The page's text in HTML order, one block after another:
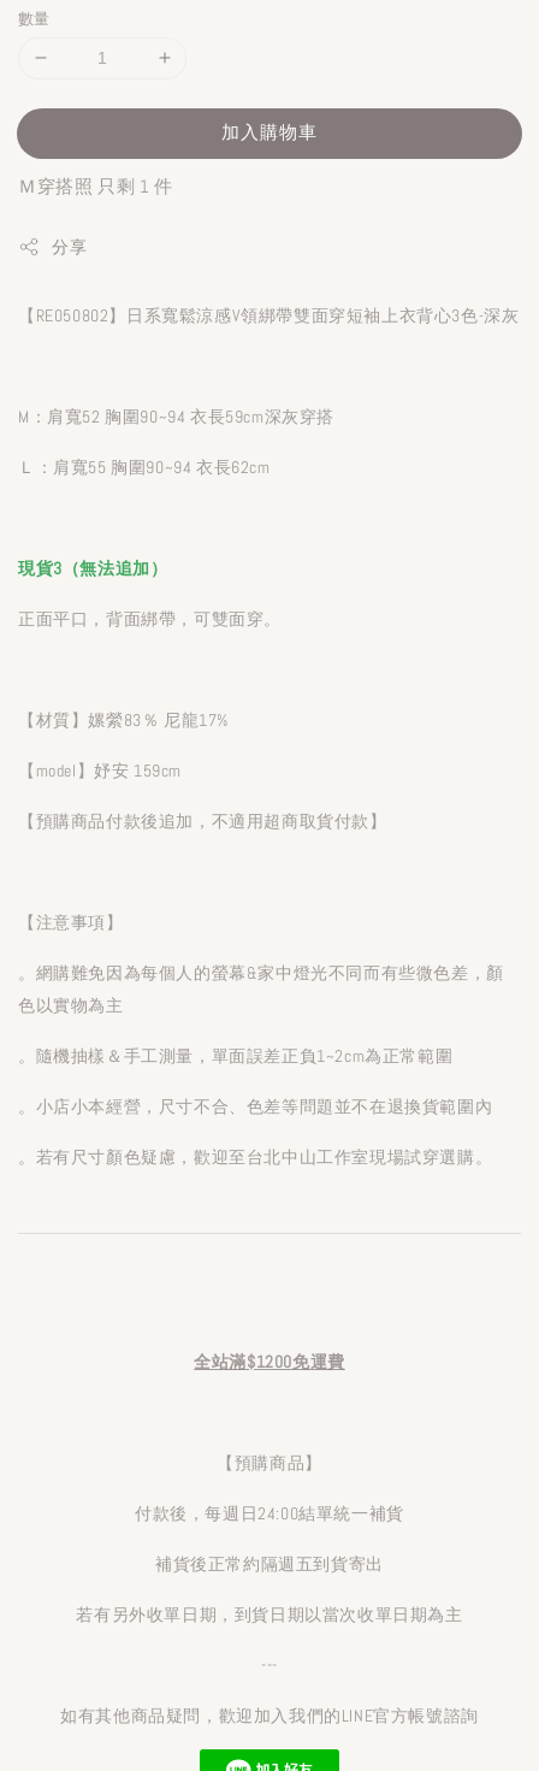
數量
加入購物車
Ｍ穿搭照 只剩 1 件
分享
【RE050802】日系寬鬆涼感V領綁帶雙面穿短袖上衣背心3色-深灰
M：肩寬52 胸圍90~94 衣長59cm深灰穿搭
Ｌ：肩寬55 胸圍90~94 衣長62cm
現貨3（無法追加）
正面平口，背面綁帶，可雙面穿。
【材質】嫘縈83％ 尼龍17%
【model】妤安 159cm
【預購商品付款後追加，不適用超商取貨付款】
【注意事項】
。網購難免因為每個人的螢幕&家中燈光不同而有些微色差，顏
色以實物為主
。隨機抽樣＆手工測量，單面誤差正負1~2cm為正常範圍
。小店小本經營，尺寸不合、色差等問題並不在退換貨範圍內
。若有尺寸顏色疑慮，歡迎至台北中山工作室現場試穿選購。
全站滿$1200免運費
【預購商品】
付款後，每週日24:00結單統一補貨
補貨後正常約隔週五到貨寄出
若有另外收單日期，到貨日期以當次收單日期為主
---
如有其他商品疑問，歡迎加入我們的LINE官方帳號諮詢